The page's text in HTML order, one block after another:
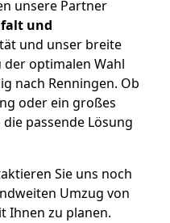
unsere Partner
und
und unser breite
der optimalen Wahl
nach Renningen. Ob
oder ein großes
passende Lösung
Sie uns noch
Umzug von
Ihnen zu planen.